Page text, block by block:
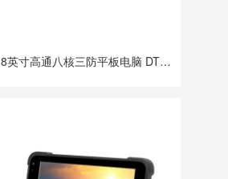
8英寸高通八核三防平板电脑 DTZ-Q0885E